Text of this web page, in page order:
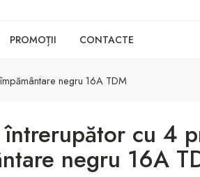
PROMOȚII CONTACTE
negru 16A TDM
cu 4
negru 16A